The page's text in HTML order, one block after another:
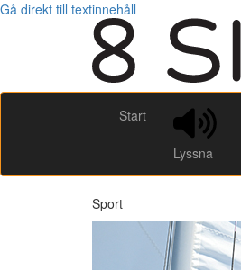
Gå direkt till textinnehåll
Start
Lyssna
Sport